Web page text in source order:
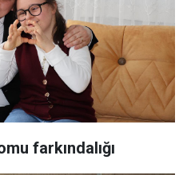
farkındalığı